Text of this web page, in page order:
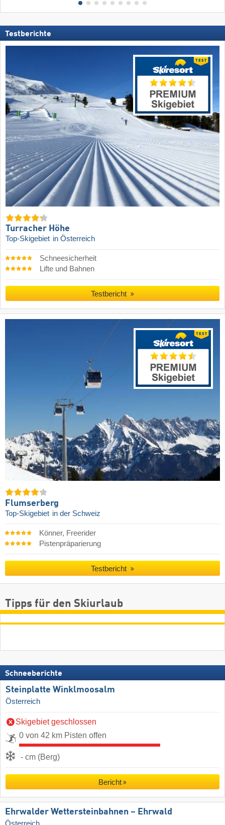
Testberichte
Turracher Höhe
Top-Skigebiet in Österreich
Schneesicherheit
Lifte und Bahnen
Testbericht
Flumserberg
Top-Skigebiet in der Schweiz
Könner, Freerider
Pistenpräparierung
Testbericht
Tipps für den Skiurlaub
Schneeberichte
Steinplatte Winklmoosalm
Österreich
Skigebiet geschlossen
0 von 42 km Pisten offen
- cm (Berg)
Bericht
Ehrwalder Wettersteinbahnen – Ehrwald
Österreich